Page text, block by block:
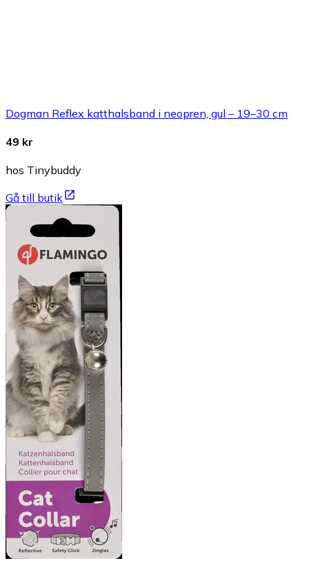
Dogman Reflex katthalsband i neopren, gul – 19–30 cm
49 kr
hos Tinybuddy
Gå till butik